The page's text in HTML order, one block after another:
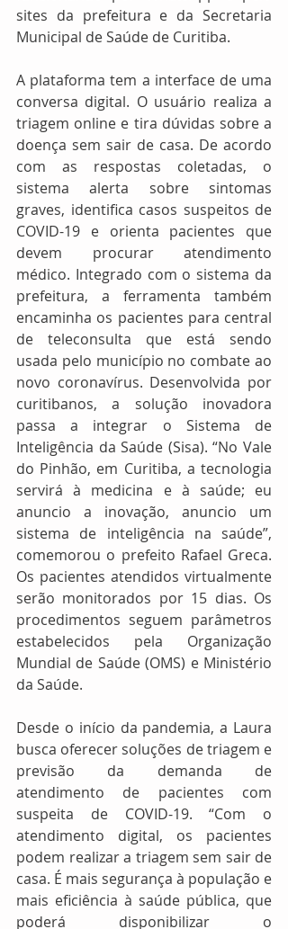
sites da prefeitura e da Secretaria
Municipal de Saúde de Curitiba.
A plataforma tem a interface de uma
conversa digital. O usuário realiza a
triagem online e tira dúvidas sobre a
doença sem sair de casa. De acordo
com as respostas coletadas, o
sistema alerta sobre sintomas
graves, identifica casos suspeitos de
COVID-19 e orienta pacientes que
devem procurar atendimento
médico. Integrado com o sistema da
prefeitura, a ferramenta também
encaminha os pacientes para central
de teleconsulta que está sendo
usada pelo município no combate ao
novo coronavírus. Desenvolvida por
curitibanos, a solução inovadora
passa a integrar o Sistema de
Inteligência da Saúde (Sisa). “No Vale
do Pinhão, em Curitiba, a tecnologia
servirá à medicina e à saúde; eu
anuncio a inovação, anuncio um
sistema de inteligência na saúde”,
comemorou o prefeito Rafael Greca.
Os pacientes atendidos virtualmente
serão monitorados por 15 dias. Os
procedimentos seguem parâmetros
estabelecidos pela Organização
Mundial de Saúde (OMS) e Ministério
da Saúde.
Desde o início da pandemia, a Laura
busca oferecer soluções de triagem e
previsão da demanda de
atendimento de pacientes com
suspeita de COVID-19. “Com o
atendimento digital, os pacientes
podem realizar a triagem sem sair de
casa. É mais segurança à população e
mais eficiência à saúde pública, que
poderá disponibilizar o